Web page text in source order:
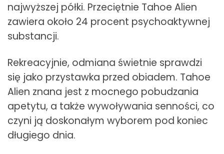
najwyższej półki. Przeciętnie Tahoe Alien
zawiera około 24 procent psychoaktywnej
substancji.
Rekreacyjnie, odmiana świetnie sprawdzi
się jako przystawka przed obiadem. Tahoe
Alien znana jest z mocnego pobudzania
apetytu, a także wywoływania senności, co
czyni ją doskonałym wyborem pod koniec
długiego dnia.